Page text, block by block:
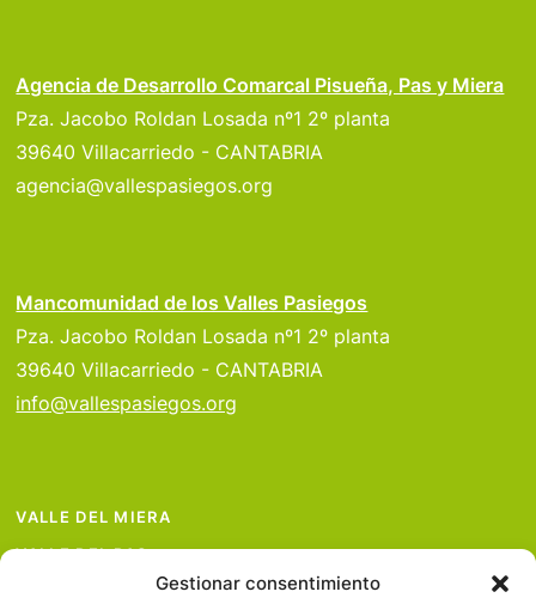
Gestionar consentimiento
Agencia de Desarrollo Comarcal Pisueña, Pas y Miera
Pza. Jacobo Roldan Losada nº1 2º planta
39640 Villacarriedo - CANTABRIA
agencia@vallespasiegos.org
Mancomunidad de los Valles Pasiegos
Pza. Jacobo Roldan Losada nº1 2º planta
39640 Villacarriedo - CANTABRIA
info@vallespasiegos.org
VALLE DEL MIERA
VALLE DEL PAS
VALLE DEL PISUEÑA